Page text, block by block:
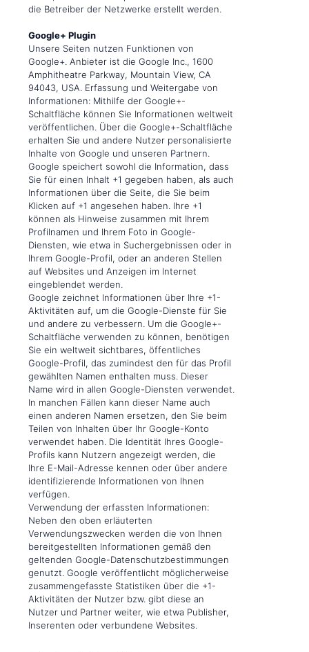
die Betreiber der Netzwerke erstellt werden.
Google+ Plugin
Unsere Seiten nutzen Funktionen von
Google+. Anbieter ist die Google Inc., 1600
Amphitheatre Parkway, Mountain View, CA
94043, USA. Erfassung und Weitergabe von
Informationen: Mithilfe der Google+-
Schaltfläche können Sie Informationen weltweit
veröffentlichen. Über die Google+-Schaltfläche
erhalten Sie und andere Nutzer personalisierte
Inhalte von Google und unseren Partnern.
Google speichert sowohl die Information, dass
Sie für einen Inhalt +1 gegeben haben, als auch
Informationen über die Seite, die Sie beim
Klicken auf +1 angesehen haben. Ihre +1
können als Hinweise zusammen mit Ihrem
Profilnamen und Ihrem Foto in Google-
Diensten, wie etwa in Suchergebnissen oder in
Ihrem Google-Profil, oder an anderen Stellen
auf Websites und Anzeigen im Internet
eingeblendet werden.
Google zeichnet Informationen über Ihre +1-
Aktivitäten auf, um die Google-Dienste für Sie
und andere zu verbessern. Um die Google+-
Schaltfläche verwenden zu können, benötigen
Sie ein weltweit sichtbares, öffentliches
Google-Profil, das zumindest den für das Profil
gewählten Namen enthalten muss. Dieser
Name wird in allen Google-Diensten verwendet.
In manchen Fällen kann dieser Name auch
einen anderen Namen ersetzen, den Sie beim
Teilen von Inhalten über Ihr Google-Konto
verwendet haben. Die Identität Ihres Google-
Profils kann Nutzern angezeigt werden, die
Ihre E-Mail-Adresse kennen oder über andere
identifizierende Informationen von Ihnen
verfügen.
Verwendung der erfassten Informationen:
Neben den oben erläuterten
Verwendungszwecken werden die von Ihnen
bereitgestellten Informationen gemäß den
geltenden Google-Datenschutzbestimmungen
genutzt. Google veröffentlicht möglicherweise
zusammengefasste Statistiken über die +1-
Aktivitäten der Nutzer bzw. gibt diese an
Nutzer und Partner weiter, wie etwa Publisher,
Inserenten oder verbundene Websites.